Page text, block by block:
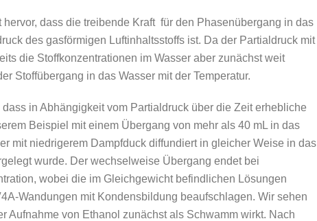
dass die treibende Kraft für den Phasenübergang in das
des gasförmigen Luftinhaltsstoffs ist. Da der Partialdruck mit
die Stoffkonzentrationen im Wasser aber zunächst weit
Stoffübergang in das Wasser mit der Temperatur.
in Abhängigkeit vom Partialdruck über die Zeit erhebliche
Beispiel mit einem Übergang von mehr als 40 mL in das
mit niedrigerem Dampfduck diffundiert in gleicher Weise in das
wurde. Der wechselweise Übergang endet bei
wobei die im Gleichgewicht befindlichen Lösungen
Wandungen mit Kondensbildung beaufschlagen. Wir sehen
von Ethanol zunächst als Schwamm wirkt. Nach